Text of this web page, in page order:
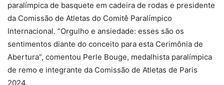
paralímpica de basquete em cadeira de rodas e presidente
da Comissão de Atletas do Comitê Paralímpico
Internacional. “Orgulho e ansiedade: esses são os
sentimentos diante do conceito para esta Cerimônia de
Abertura”, comentou Perle Bouge, medalhista paralímpica
de remo e integrante da Comissão de Atletas de Paris
2024.